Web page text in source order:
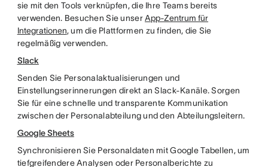
sie mit den Tools verknüpfen, die Ihre Teams bereits
verwenden. Besuchen Sie unserApp-Zentrum für
Integrationen, um die Plattformen zu finden, die Sie
regelmäßig verwenden.
Slack
Senden Sie Personalaktualisierungen und
Einstellungserinnerungen direkt an Slack-Kanäle. Sorgen
Sie für eine schnelle und transparente Kommunikation
zwischen der Personalabteilung und den Abteilungsleitern.
Google Sheets
Synchronisieren Sie Personaldaten mit Google Tabellen, um
tiefgreifendere Analysen oder Personalberichte zu